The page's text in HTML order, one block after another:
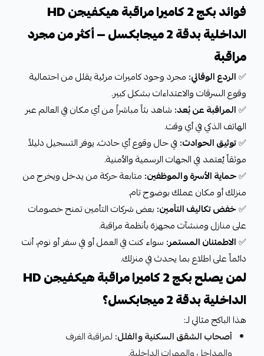
فوائد بكج 2 كاميرا مراقبة هيكفيجن HD
الداخلية بدقة 2 ميجابكسل — أكثر من مجرد
مراقبة
✅الردع الوقائي: مجرد وجود كاميرات مرئية يقلل من احتمالية
وقوع السرقات والاعتداءات بشكل كبير.
✅المراقبة عن بُعد: شاهد بثاً مباشراً من أي مكان في العالم عبر
الهاتف الذكي في أي وقت.
✅توثيق الحوادث: في حال وقوع أي حادث، يوفر التسجيل دليلاً
موثقاً يُعتمد في الجهات الرسمية والأمنية.
✅حماية الأسرة والموظفين: متابعة حركة من يدخل ويخرج من
منزلك أو مكان عملك بوضوح تام.
✅خفض تكاليف التأمين: بعض شركات التأمين تمنح خصومات
على منازل ومنشآت مجهزة بأنظمة مراقبة.
✅الاطمئنان المستمر: سواء كنت في العمل أو في سفر أو نوم، أنت
دائماً على اطلاع بما يحدث في منزلك.
لمن يصلح بكج 2 كاميرا مراقبة هيكفيجن HD
الداخلية بدقة 2 ميجابكسل؟
هذا الباكج مثالي لـ:
أصحاب الشقق السكنية والفلل: لمراقبة الغرف